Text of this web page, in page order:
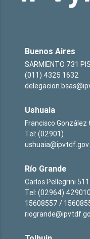
Buenos Aires
SARMIENTO 731
(011) 4325 1632
Ushuaia
Francisco González
Tel: (02901)
Río Grande
Carlos Pellegrini 511
Tel: (02964)
15608557 /